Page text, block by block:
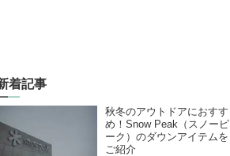
着記事
秋冬のアウトドアにおすす
め！Snow Peak（スノーピ
ーク）のダウンアイテムを
ご紹介